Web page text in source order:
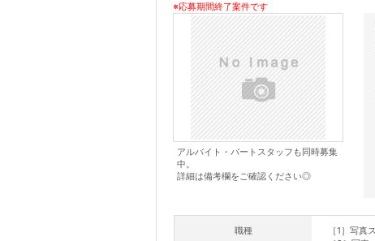
※応募期間終了案件です
アルバイト・パートスタッフも同時募集
中。
詳細は備考欄をご確認ください◎
職種
［1］写真